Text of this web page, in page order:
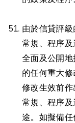
由於信貸評級
常規、程序
全面及公開
的任何重大
修改生效前作
常規、程序
途。如擬備